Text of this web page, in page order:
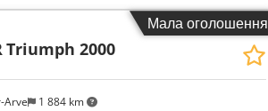
тримач Multifix - Лампа для
Захист оператора на супорті - Система
з експлуатації
Мала оголошення
Arve 1 884 km
Triumph 2000